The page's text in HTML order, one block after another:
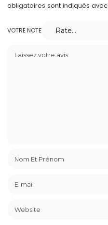
obligatoires sont indiqués avec
VOTRE NOTE